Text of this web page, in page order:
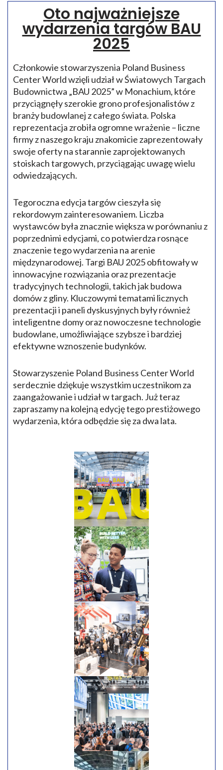
Oto najważniejsze
wydarzenia targów BAU
2025
Członkowie stowarzyszenia Poland Business
Center World wzięli udział w Światowych Targach
Budownictwa „BAU 2025” w Monachium, które
przyciągnęły szerokie grono profesjonalistów z
branży budowlanej z całego świata. Polska
reprezentacja zrobiła ogromne wrażenie – liczne
firmy z naszego kraju znakomicie zaprezentowały
swoje oferty na starannie zaprojektowanych
stoiskach targowych, przyciągając uwagę wielu
odwiedzających.
Tegoroczna edycja targów cieszyła się
rekordowym zainteresowaniem. Liczba
wystawców była znacznie większa w porównaniu z
poprzednimi edycjami, co potwierdza rosnące
znaczenie tego wydarzenia na arenie
międzynarodowej. Targi BAU 2025 obfitowały w
innowacyjne rozwiązania oraz prezentacje
tradycyjnych technologii, takich jak budowa
domów z gliny. Kluczowymi tematami licznych
prezentacji i paneli dyskusyjnych były również
inteligentne domy oraz nowoczesne technologie
budowlane, umożliwiające szybsze i bardziej
efektywne wznoszenie budynków.
Stowarzyszenie Poland Business Center World
serdecznie dziękuje wszystkim uczestnikom za
zaangażowanie i udział w targach. Już teraz
zapraszamy na kolejną edycję tego prestiżowego
wydarzenia, która odbędzie się za dwa lata.